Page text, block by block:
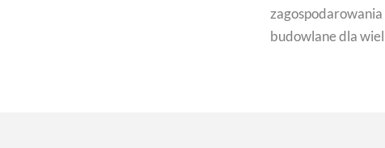
budowlane dla